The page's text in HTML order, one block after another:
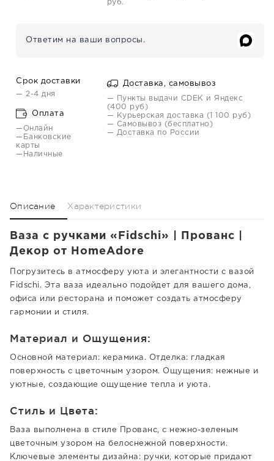
руб.
Ответим на ваши вопросы.
Срок доставки
— 2-4 дня
Оплата
—Онлайн
—Банковские
карты
—Наличные
Доставка, самовывоз
— Пункты выдачи CDEK и Яндекс
(400 руб)
— Курьерская доставка (1 100 руб)
— Самовывоз (бесплатно)
— Доставка по России
Описание Характеристики
Ваза с ручками «Fidschi» | Прованс |
Декор от HomeAdore
Погрузитесь в атмосферу уюта и элегантности с вазой
Fidschi. Эта ваза идеально подойдет для вашего дома,
офиса или ресторана и поможет создать атмосферу
гармонии и стиля.
Материал и Ощущения:
Основной материал: керамика. Отделка: гладкая
поверхность с цветочным узором. Ощущения: нежные и
уютные, создающие ощущение тепла и уюта.
Стиль и Цвета:
Ваза выполнена в стиле Прованс, с нежно-зеленым
цветочным узором на белоснежной поверхности.
Ключевые элементы дизайна: ручки, которые придают